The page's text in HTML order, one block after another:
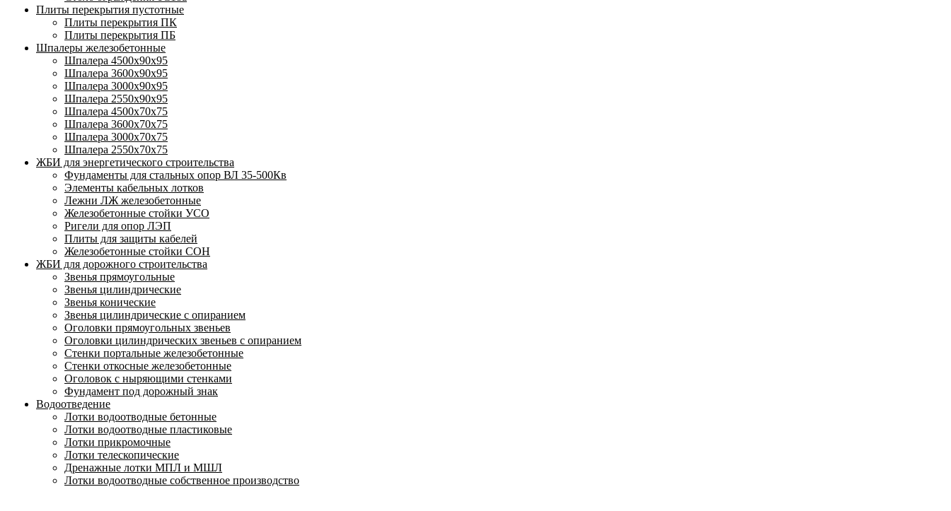
Плиты перекрытия пустотные
Плиты перекрытия ПК
Плиты перекрытия ПБ
Шпалеры железобетонные
Шпалера 4500х90х95
Шпалера 3600х90х95
Шпалера 3000х90х95
Шпалера 2550х90х95
Шпалера 4500х70х75
Шпалера 3600х70х75
Шпалера 3000х70х75
Шпалера 2550х70х75
ЖБИ для энергетического строительства
Фундаменты для стальных опор ВЛ 35-500Кв
Элементы кабельных лотков
Лежни ЛЖ железобетонные
Железобетонные стойки УСО
Ригели для опор ЛЭП
Плиты для защиты кабелей
Железобетонные стойки СОН
ЖБИ для дорожного строительства
Звенья прямоугольные
Звенья цилиндрические
Звенья конические
Звенья цилиндрические с опиранием
Оголовки прямоугольных звеньев
Оголовки цилиндрических звеньев с опиранием
Стенки портальные железобетонные
Стенки откосные железобетонные
Оголовок с ныряющими стенками
Фундамент под дорожный знак
Водоотведение
Лотки водоотводные бетонные
Лотки водоотводные пластиковые
Лотки прикромочные
Лотки телескопические
Дренажные лотки МПЛ и МШЛ
Лотки водоотводные собственное производство